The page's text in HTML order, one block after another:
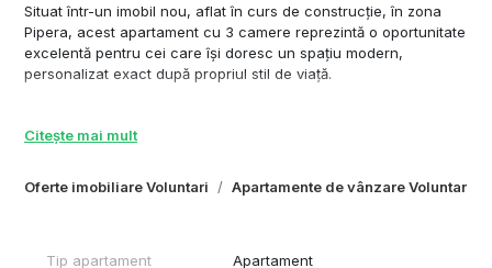
Oferte imobiliare Voluntari Apartamente de vânzare Voluntari
Situat într-un imobil nou, aflat în curs de construcție, în zona
Pipera, acest apartament cu 3 camere reprezintă o oportunitate
excelentă pentru cei care își doresc un spațiu modern,
personalizat exact după propriul stil de viață.
libertatea de alegere a finisajelor. Viitorul proprietar își poate
transformând locuința într-un spațiu cu adevărat personal și
Apartamentul va beneficia de încălzire în pardoseală, un plus
Citește mai mult
Tip apartament Apartament